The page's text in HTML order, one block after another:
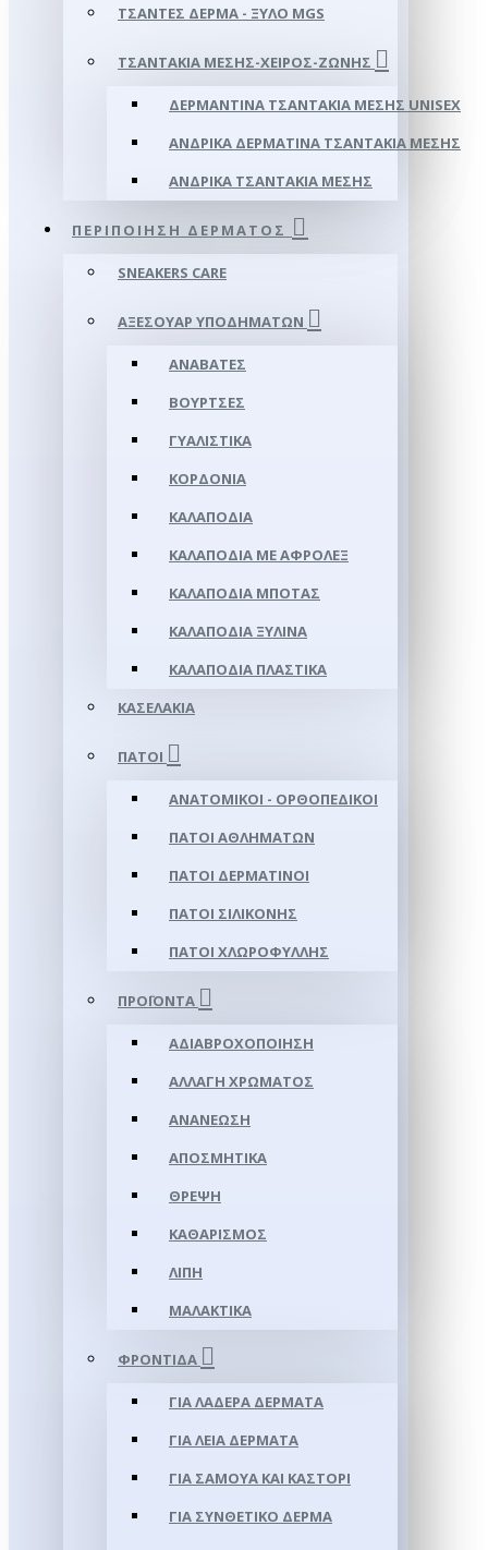
ΤΣΆΝΤΕΣ ΔΈΡΜΑ - ΞΎΛΟ MGS
ΤΣΑΝΤΆΚΙΑ ΜΈΣΗΣ-ΧΕΙΡΌΣ-ΖΏΝΗΣ
ΔΕΡΜΆΝΤΙΝΑ ΤΣΑΝΤΆΚΙΑ ΜΈΣΗΣ UNISEX
ΑΝΔΡΙΚΆ ΔΕΡΜΆΤΙΝΑ ΤΣΑΝΤΆΚΙΑ ΜΈΣΗΣ
ΑΝΔΡΙΚΆ ΤΣΑΝΤΆΚΙΑ ΜΈΣΗΣ
ΠΕΡΙΠΟΊΗΣΗ ΔΈΡΜΑΤΟΣ
SNEAKERS CARE
ΑΞΕΣΟΥΑΡ ΥΠΟΔΗΜΆΤΩΝ
ΑΝΑΒΆΤΕΣ
ΒΟΎΡΤΣΕΣ
ΓΥΑΛΙΣΤΙΚΆ
ΚΟΡΔΌΝΙΑ
ΚΑΛΑΠΌΔΙΑ
ΚΑΛΑΠΌΔΙΑ ΜΕ ΑΦΡΟΛΕΞ
ΚΑΛΑΠΌΔΙΑ ΜΠΌΤΑΣ
ΚΑΛΑΠΌΔΙΑ ΞΎΛΙΝΑ
ΚΑΛΑΠΌΔΙΑ ΠΛΑΣΤΙΚΆ
ΚΑΣΕΛΆΚΙΑ
ΠΆΤΟΙ
ΑΝΑΤΟΜΙΚΟΊ - ΟΡΘΟΠΕΔΙΚΟΊ
ΠΆΤΟΙ ΑΘΛΗΜΆΤΩΝ
ΠΆΤΟΙ ΔΕΡΜΆΤΙΝΟΙ
ΠΆΤΟΙ ΣΙΛΙΚΌΝΗΣ
ΠΆΤΟΙ ΧΛΩΡΟΦΎΛΛΗΣ
ΠΡΟΪΌΝΤΑ
ΑΔΙΑΒΡΟΧΟΠΟΊΗΣΗ
ΑΛΛΑΓΉ ΧΡΏΜΑΤΟΣ
ΑΝΑΝΈΩΣΗ
ΑΠΟΣΜΗΤΙΚΆ
ΘΡΈΨΗ
ΚΑΘΑΡΙΣΜΌΣ
ΛΊΠΗ
ΜΑΛΑΚΤΙΚΆ
ΦΡΟΝΤΊΔΑ
ΓΙΑ ΛΑΔΕΡΆ ΔΈΡΜΑΤΑ
ΓΙΑ ΛΕΊΑ ΔΈΡΜΑΤΑ
ΓΙΑ ΣΑΜΟΥΑ ΚΑΙ ΚΑΣΤΌΡΙ
ΓΙΑ ΣΥΝΘΕΤΙΚΌ ΔΈΡΜΑ